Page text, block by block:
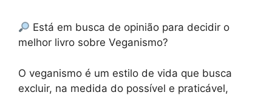
Está em busca de opinião para decidir o
melhor livro sobre Veganismo?
O veganismo é um estilo de vida que busca
excluir, na medida do possível e praticável,